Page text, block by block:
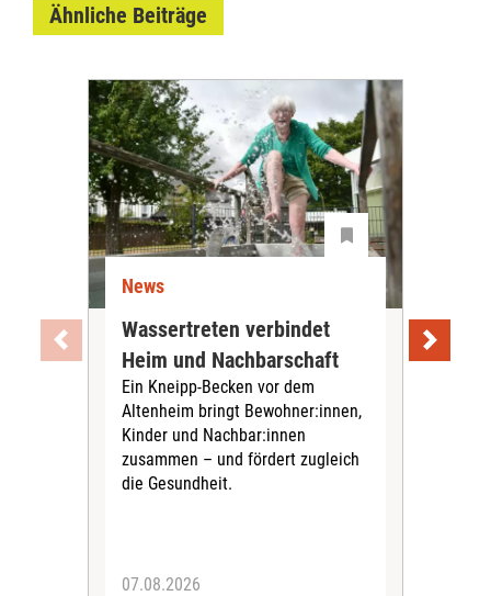
Ähnliche Beiträge
News
Wassertreten verbindet
Heim und Nachbarschaft
Ein Kneipp-Becken vor dem
Altenheim bringt Bewohner:innen,
Kinder und Nachbar:innen
zusammen – und fördert zugleich
die Gesundheit.
07.08.2026